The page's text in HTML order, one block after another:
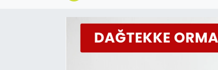
Son Dakika Haberleri